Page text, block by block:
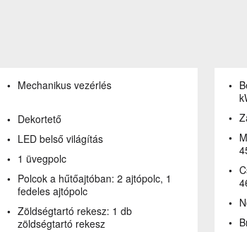
Mechanikus vezérlés
Dekortető
LED belső világítás
1 üvegpolc
Polcok a hűtőajtóban:2 ajtópolc, 1
fedeles ajtópolc
Zöldségtartó rekesz: 1 db
zöldségtartó rekesz